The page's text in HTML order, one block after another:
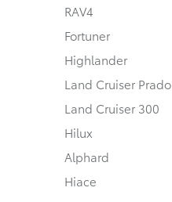
RAV4
Fortuner
Highlander
Land Cruiser Prado
Land Cruiser 300
Hilux
Alphard
Hiace